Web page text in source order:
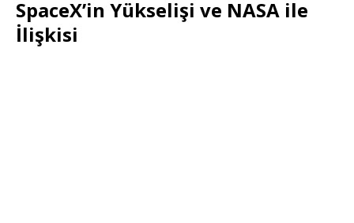
SpaceX’in Yükselişi ve NASA ile
İlişkisi